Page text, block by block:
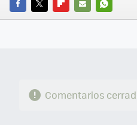
FACEBOOK
TWITTERFLIPBOARD
E-
Comentarios